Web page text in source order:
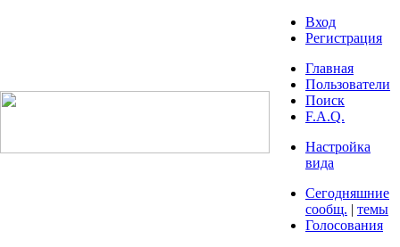
Вход
Регистрация
Главная
Пользователи
Поиск
F.A.Q.
Настройка
вида
Сегодняшние
сообщ. | темы
Голосования